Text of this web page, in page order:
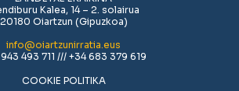
Kalea, 14 – 2. solairua
20180 Oiartzun (Gipuzkoa)
info@oiartzunirratia.eus
493 711 /// +34 683 379 619
COOKIE POLITIKA